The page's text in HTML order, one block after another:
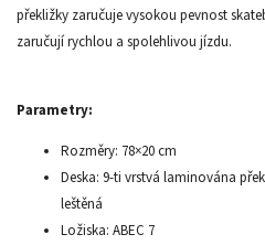
překližky zaručuje vysokou pevnost
zaručují rychlou a spolehlivou jízdu.
Parametry:
Rozměry: 78×20 cm
Deska: 9-ti vrstvá laminována
leštěná
Ložiska: ABEC 7